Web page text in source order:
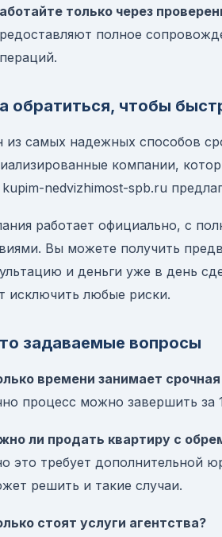
только через
полное
обратиться, чтобы
из самых надежных способов
компании,
nedvizhimost-spb.ru
работает официально, с
Вы можете получить
и деньги уже в день
исключить любые риски.
задаваемые вопросы
времени занимает
процесс можно завершить за
ли продать квартиру с
это требует дополнительной
решить и такие случаи.
стоят услуги агентства?